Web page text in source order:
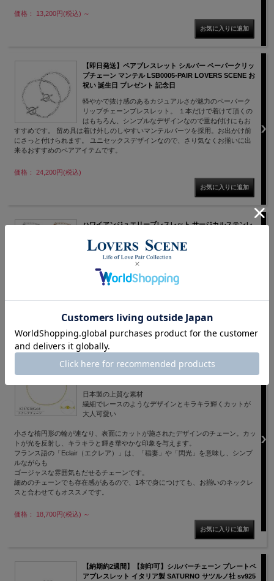
価格： 13,200円(税込) ～
【即日発送】ペアブレスレット シルバー ペーパークリッ
プチェーン マンテル LSB0005-PAIR LOVERS SCENE お
祝い 誕生日 プレゼント 記念日
軽やかで抜け感のあるカジュアルさが魅力のペーパーク
リップチェーンブレスレット。 １本だけで着けて頂くの
はもちろん、シンプルなデザインなので重ね付けにもお
すすめです。 留め具は着け外しのしやすいマンテルパーツを採用。お出かけ前
にさっと付けられます。 ユニセックスデザインなので、さり気なくお揃いに出
来るおすすめのペアアイテムです。
価格： 24,200円(税込)
ハワイアンジュエリーブレスレット サージカルステンレ
SCENE ラバーズシーン 公式通販 お祝い 誕生日 プレゼン
ト 記念日
安心のサージカルステンレス製ハワイアンジュエリー。
NEW
ンブレスレット K10 K18 18cm 太さ1.4mm 国産 sny-
日本製の上質な素材
繊細でレースのようなデザインとキラキラ輝くカットが
大人可愛い
小さな楕円形の輪が連なり、表面にカットが施されたデザインのチェーン。カッ
トが光を反射し、キラキラと輝き華やかな印象を与えます。
フランス語の「Eclair（エクレア）」は、「稲妻」や「閃光」を意味し、シンプ
ルながらも
ゴージャスな雰囲気もだせるチェーンです。
細めのチェーンでも存在感があるので、1本で身につけても、お揃いのネックレ
スと合わせてもオススメです。
価格： 18,700円(税込) ～
【納期約2週間】【刻印可】シルバーチェーン プレートペ
アブレスレット イタリア製 SATURNO サツルノ社 sv925